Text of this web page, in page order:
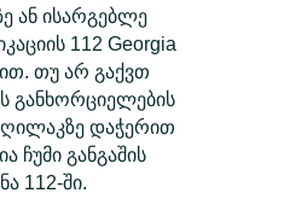
ან ისარგებლე
112 Georgia
თუ არ გაქვთ
განხორციელების
ღილაკზე დაჭერით
ჩუმი განგაშის
112-ში.